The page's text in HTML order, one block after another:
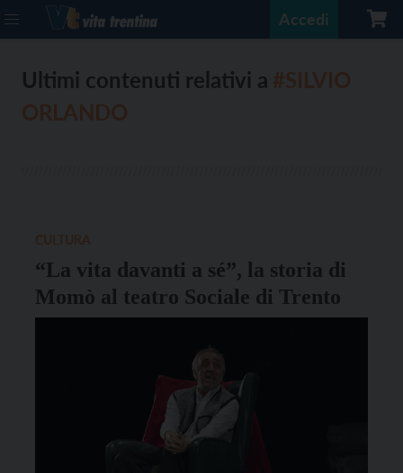
Accedi
Ultimi contenuti relativi a
“La vita davanti a sé”, la storia di
Momò al teatro Sociale di Trento